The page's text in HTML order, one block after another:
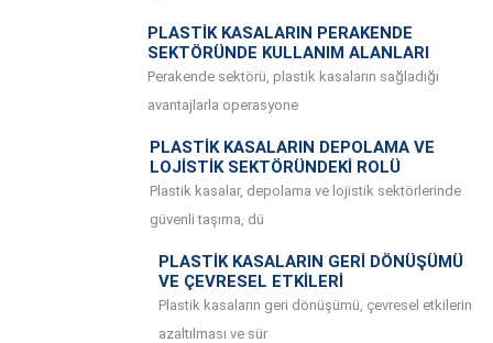
PLASTIK KASALARIN PERAKENDE
SEKTÖRÜNDE KULLANIM ALANLARI
Perakende sektörü, plastik kasaların sağladığı
avantajlarla operasyone
PLASTIK KASALARIN DEPOLAMA VE
LOJISTIK SEKTÖRÜNDEKI ROLÜ
Plastik kasalar, depolama ve lojistik sektörlerinde
güvenli taşıma, dü
PLASTIK KASALARIN GERI DÖNÜŞÜMÜ
VE ÇEVRESEL ETKILERI
Plastik kasaların geri dönüşümü, çevresel etkilerin
azaltılması ve sür